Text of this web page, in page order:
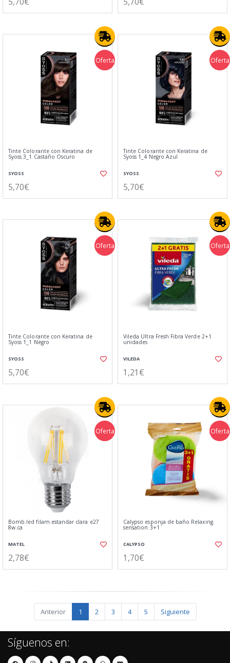
Oferta
Tinte Colorante con Keratina de
Syoss 3_1 Castaño Oscuro
SYOSS
5,70€
Oferta
Tinte Colorante con Keratina de
Syoss 1_4 Negro Azul
SYOSS
5,70€
Oferta
Tinte Colorante con Keratina de
Syoss 1_1 Negro
SYOSS
5,70€
Oferta
Vileda Ultra Fresh Fibra Verde 2+1
unidades
VILEDA
1,21€
Oferta
Bomb.led filam.estandar clara e27
8w.ca
MATEL
2,78€
Oferta
Calypso esponja de baño Relaxing
sensation 3+1
CALYPSO
1,70€
Anterior 1 2 3 4 5 Siguiente
Síguenos en: